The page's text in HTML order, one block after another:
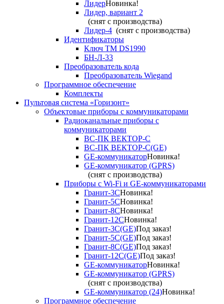
ЛидерНовинка!
Лидер, вариант 2
(снят с производства)
Лидер-4 (снят с производства)
Идентификаторы
Ключ TM DS1990
БН-Л-33
Преобразователь кода
Преобразователь Wiegand
Программное обеспечение
Комплекты
Пультовая система «Горизонт»
Объектовые приборы с коммуникаторами
Радиоканальные приборы с
коммуникаторами
ВС-ПК ВЕКТОР-С
ВС-ПК ВЕКТОР-С(GE)
GE-коммуникаторНовинка!
GE-коммуникатор (GPRS)
(снят с производства)
Приборы с Wi-Fi и GE-коммуникаторами
Гранит-3СНовинка!
Гранит-5СНовинка!
Гранит-8СНовинка!
Гранит-12СНовинка!
Гранит-3С(GE)Под заказ!
Гранит-5С(GE)Под заказ!
Гранит-8С(GE)Под заказ!
Гранит-12С(GE)Под заказ!
GE-коммуникаторНовинка!
GE-коммуникатор (GPRS)
(снят с производства)
GE-коммуникатор (24)Новинка!
Программное обеспечение